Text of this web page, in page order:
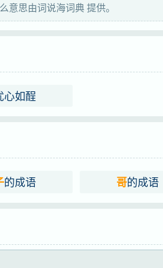
意思由词说海词典 提供。
心如酲
的成语 哥的成语